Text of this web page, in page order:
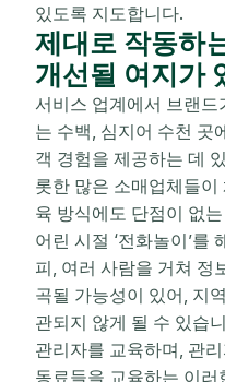
있도록 지도합니다.
제대로 작동하
개선될 여지가
서비스 업계에서 브랜
는 수백, 심지어 수천 곳
객 경험을 제공하는 데
롯한 많은 소매업체들
육 방식에도 단점이 없
어린 시절 ‘전화놀이’를
피, 여러 사람을 거쳐 정
곡될 가능성이 있어, 지
관되지 않게 될 수 있습
관리자를 교육하며, 관
동료들을 교육하는 이